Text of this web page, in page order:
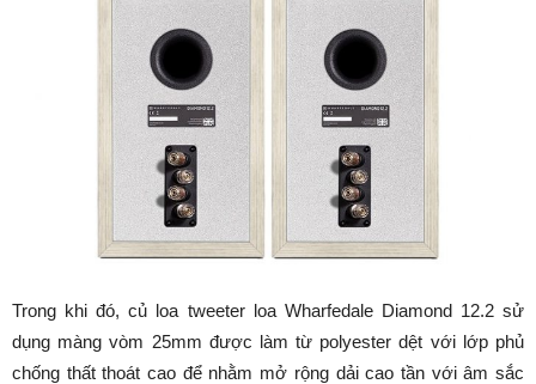
Trong khi đó, củ loa tweeter loa Wharfedale Diamond 12.2 sử
dụng màng vòm 25mm được làm từ polyester dệt với lớp phủ
chống thất thoát cao để nhằm mở rộng dải cao tần với âm sắc